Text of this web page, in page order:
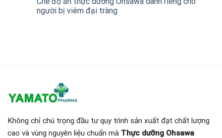
người bị viêm đại tràng
Không chỉ chú trọng đầu tư quy trình sản xuất đạt chất lượng
cao và vùng nguyên liệu chuẩn mà Thực dưỡng Ohsawa